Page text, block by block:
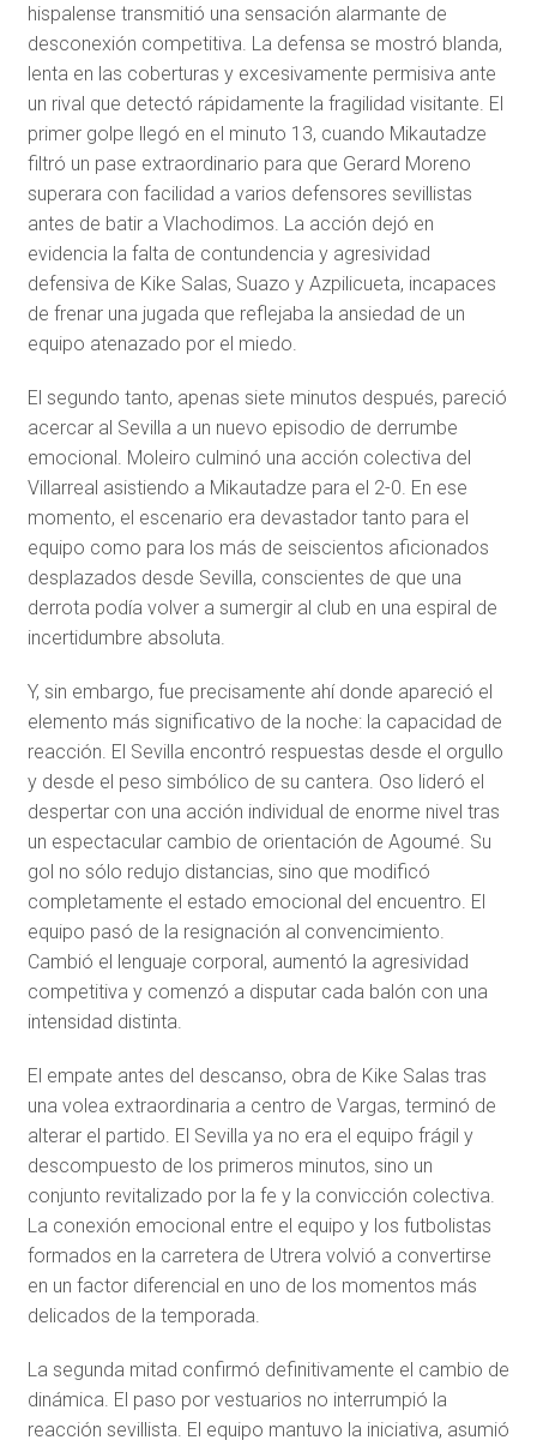
hispalense transmitió una sensación alarmante de
desconexión competitiva. La defensa se mostró blanda,
lenta en las coberturas y excesivamente permisiva ante
un rival que detectó rápidamente la fragilidad visitante. El
primer golpe llegó en el minuto 13, cuando Mikautadze
filtró un pase extraordinario para que Gerard Moreno
superara con facilidad a varios defensores sevillistas
antes de batir a Vlachodimos. La acción dejó en
evidencia la falta de contundencia y agresividad
defensiva de Kike Salas, Suazo y Azpilicueta, incapaces
de frenar una jugada que reflejaba la ansiedad de un
equipo atenazado por el miedo.
El segundo tanto, apenas siete minutos después, pareció
acercar al Sevilla a un nuevo episodio de derrumbe
emocional. Moleiro culminó una acción colectiva del
Villarreal asistiendo a Mikautadze para el 2-0. En ese
momento, el escenario era devastador tanto para el
equipo como para los más de seiscientos aficionados
desplazados desde Sevilla, conscientes de que una
derrota podía volver a sumergir al club en una espiral de
incertidumbre absoluta.
Y, sin embargo, fue precisamente ahí donde apareció el
elemento más significativo de la noche: la capacidad de
reacción. El Sevilla encontró respuestas desde el orgullo
y desde el peso simbólico de su cantera. Oso lideró el
despertar con una acción individual de enorme nivel tras
un espectacular cambio de orientación de Agoumé. Su
gol no sólo redujo distancias, sino que modificó
completamente el estado emocional del encuentro. El
equipo pasó de la resignación al convencimiento.
Cambió el lenguaje corporal, aumentó la agresividad
competitiva y comenzó a disputar cada balón con una
intensidad distinta.
El empate antes del descanso, obra de Kike Salas tras
una volea extraordinaria a centro de Vargas, terminó de
alterar el partido. El Sevilla ya no era el equipo frágil y
descompuesto de los primeros minutos, sino un
conjunto revitalizado por la fe y la convicción colectiva.
La conexión emocional entre el equipo y los futbolistas
formados en la carretera de Utrera volvió a convertirse
en un factor diferencial en uno de los momentos más
delicados de la temporada.
La segunda mitad confirmó definitivamente el cambio de
dinámica. El paso por vestuarios no interrumpió la
reacción sevillista. El equipo mantuvo la iniciativa, asumió